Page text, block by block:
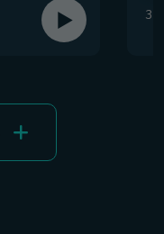
31